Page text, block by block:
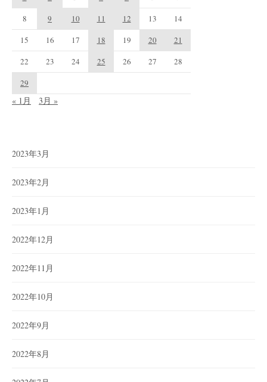
8
9 10 11 12 13
14
15
16 17 18 19 20
21
22
23 24 25 26 27
28
29
« 1月 3月 »
2023年3月
2023年2月
2023年1月
2022年12月
2022年11月
2022年10月
2022年9月
2022年8月